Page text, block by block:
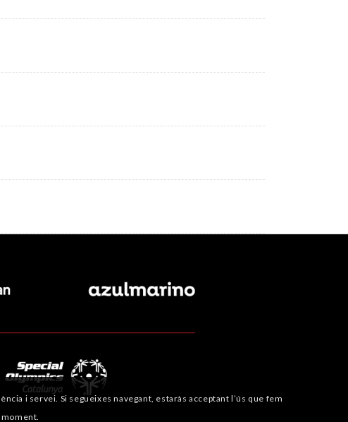
i servei. Si segueixes navegant, estaràs acceptant l’ús que fem